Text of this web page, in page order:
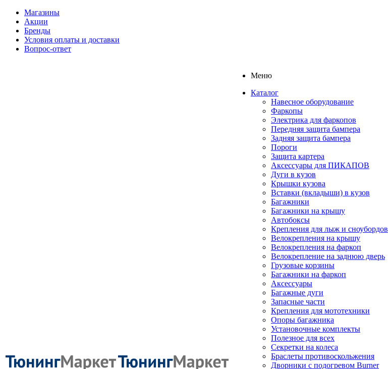
Магазины
Акции
Бренды
Условия оплаты и доставки
Вопрос-ответ
Меню
Каталог
Навесное оборудование
Фаркопы
Электрика для фаркопов
Передняя защита бампера
Задняя защита бампера
Пороги
Защита картера
Аксессуары для ПИКАПОВ
Дуги в кузов
Крышки кузова
Вставки (вкладыши) в кузов
Багажники
Багажники на крышу
Автобоксы
Крепления для лыж и сноубордов
Велокрепления на крышу
Велокрепления на фаркоп
Велокрепление на заднюю дверь
Грузовые корзины
Багажники на фаркоп
Аксессуары
Багажные дуги
Запасные части
Крепления для мототехники
Опоры багажника
Установочные комплекты
Полезное для всех
Секретки на колеса
Браслеты противоскольжения
Дворники с подогревом Burner